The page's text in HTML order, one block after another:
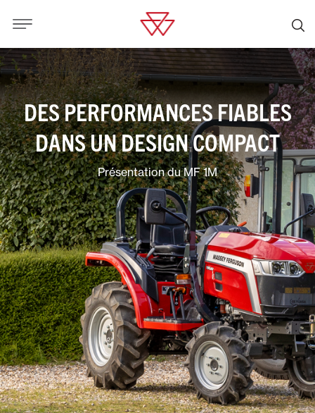
DES PERFORMANCES FIABLES
DANS UN DESIGN COMPACT
Présentation du MF 1M